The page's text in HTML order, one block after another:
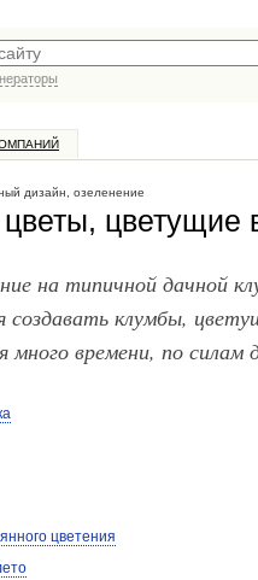
дизайн, озеленение
цветущие
на типичной дачной
клумбы,
много времени, по
цветения